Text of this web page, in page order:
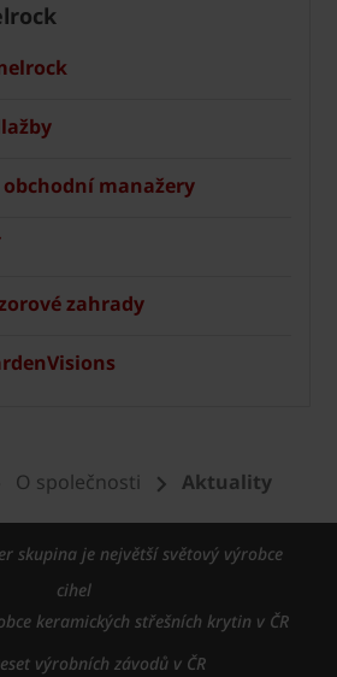
manažery
zahrady
O společnosti Aktuality
skupina je největší světový výrobce
cihel
keramických střešních krytin v ČR
výrobních závodů v ČR